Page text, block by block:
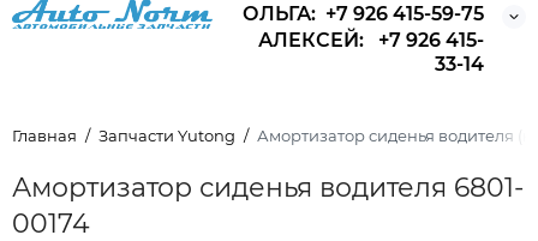
ОЛЬГА: +7 926 415-59-75
АЛЕКСЕЙ: +7 926 415-
33-14
Главная Запчасти Yutong Амортизатор сиденья водителя
Амортизатор сиденья водителя 6801-
00174